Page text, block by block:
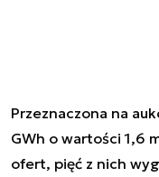
Przeznaczona na
GWh o wartości 1,6
ofert, pięć z nich